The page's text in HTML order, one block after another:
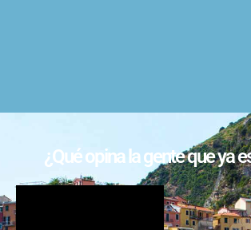
¿Qué opina la gente que ya